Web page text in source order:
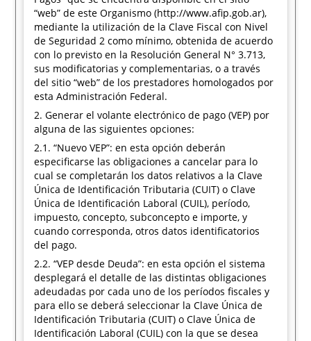
“web” de este Organismo (http://www.afip.gob.ar),
mediante la utilización de la Clave Fiscal con Nivel
de Seguridad 2 como mínimo, obtenida de acuerdo
con lo previsto en la Resolución General N° 3.713,
sus modificatorias y complementarias, o a través
del sitio “web” de los prestadores homologados por
esta Administración Federal.
2. Generar el volante electrónico de pago (VEP) por
alguna de las siguientes opciones:
2.1. “Nuevo VEP”: en esta opción deberán
especificarse las obligaciones a cancelar para lo
cual se completarán los datos relativos a la Clave
Única de Identificación Tributaria (CUIT) o Clave
Única de Identificación Laboral (CUIL), período,
impuesto, concepto, subconcepto e importe, y
cuando corresponda, otros datos identificatorios
del pago.
2.2. “VEP desde Deuda”: en esta opción el sistema
desplegará el detalle de las distintas obligaciones
adeudadas por cada uno de los períodos fiscales y
para ello se deberá seleccionar la Clave Única de
Identificación Tributaria (CUIT) o Clave Única de
Identificación Laboral (CUIL) con la que se desea